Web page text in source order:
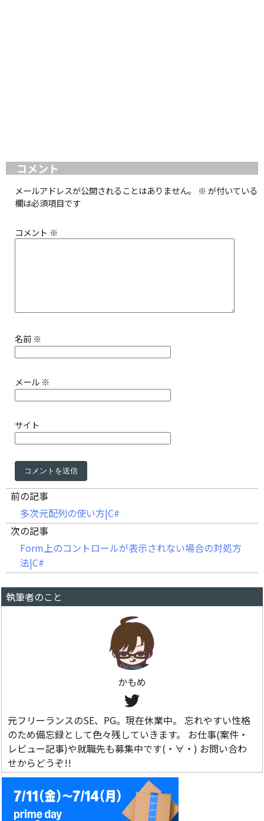
コメント
メールアドレスが公開されることはありません。 ※が付いている
欄は必須項目です
コメント ※
名前 ※
メール ※
サイト
前の記事
多次元配列の使い方|C#
次の記事
Form上のコントロールが表示されない場合の対処方
法|C#
執筆者のこと
かもめ
元フリーランスのSE、PG。現在休業中。 忘れやすい性格
のため備忘録として色々残していきます。 お仕事(案件・
レビュー記事)や就職先も募集中です(・∀・) お問い合わ
せからどうぞ!!